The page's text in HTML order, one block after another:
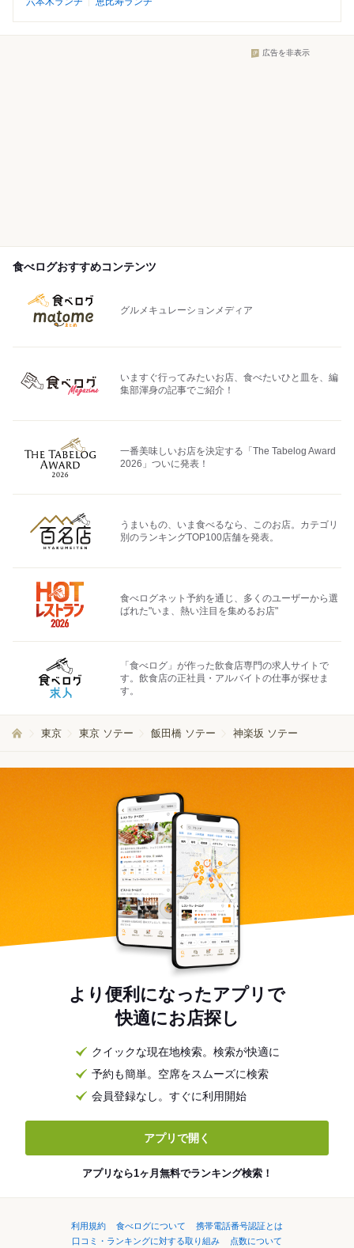
広告を非表示
食べログおすすめコンテンツ
グルメキュレーションメディア
いますぐ行ってみたいお店、食べたいひと皿を、編
集部渾身の記事でご紹介！
一番美味しいお店を決定する「The Tabelog Award
2026」ついに発表！
うまいもの、いま食べるなら、このお店。カテゴリ
別のランキングTOP100店舗を発表。
食べログネット予約を通じ、多くのユーザーから選
ばれた"いま、熱い注目を集めるお店"
「食べログ」が作った飲食店専門の求人サイトで
す。飲食店の正社員・アルバイトの仕事が探せま
す。
東京 東京 ソテー 飯田橋 ソテー 神楽坂 ソテー
より便利になったアプリで
快適にお店探し
クイックな現在地検索。検索が快適に
予約も簡単。空席をスムーズに検索
会員登録なし。すぐに利用開始
アプリで開く
アプリなら1ヶ月無料でランキング検索！
利用規約 食べログについて
携帯電話番号認証とは
口コミ・ランキングに対する取り組み
点数について